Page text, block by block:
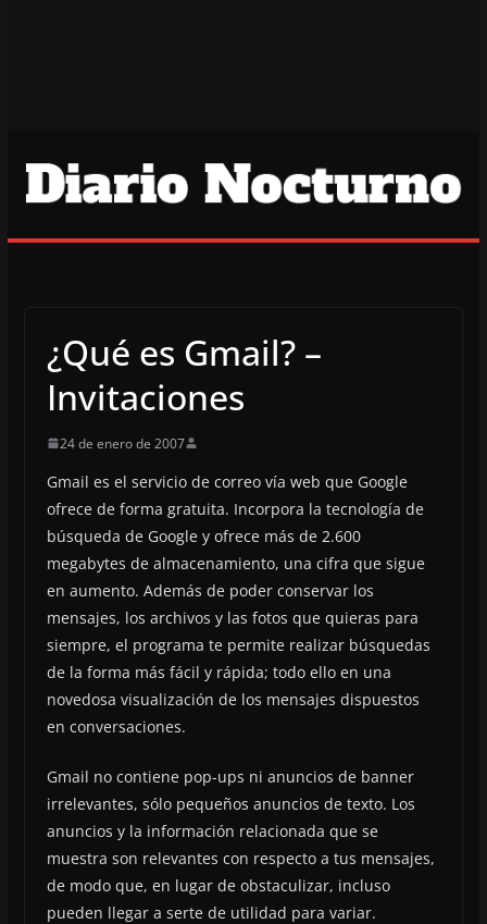
¿Qué es Gmail? –
Invitaciones
24 de enero de 2007
Gmail es el servicio de correo vía web que Google
ofrece de forma gratuita. Incorpora la tecnología de
búsqueda de Google y ofrece más de 2.600
megabytes de almacenamiento, una cifra que sigue
en aumento. Además de poder conservar los
mensajes, los archivos y las fotos que quieras para
siempre, el programa te permite realizar búsquedas
de la forma más fácil y rápida; todo ello en una
novedosa visualización de los mensajes dispuestos
en conversaciones.
Gmail no contiene pop-ups ni anuncios de banner
irrelevantes, sólo pequeños anuncios de texto. Los
anuncios y la información relacionada que se
muestra son relevantes con respecto a tus mensajes,
de modo que, en lugar de obstaculizar, incluso
pueden llegar a serte de utilidad para variar.